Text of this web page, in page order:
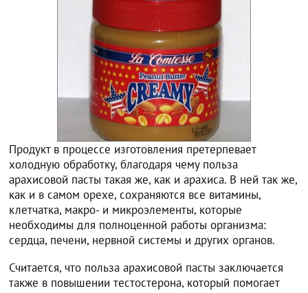
Продукт в процессе изготовления претерпевает
холодную обработку, благодаря чему польза
арахисовой пасты такая же, как и арахиса. В ней так же,
как и в самом орехе, сохраняются все витамины,
клетчатка, макро- и микроэлементы, которые
необходимы для полноценной работы организма:
сердца, печени, нервной системы и других органов.
Считается, что польза арахисовой пасты заключается
также в повышении тестостерона, который помогает